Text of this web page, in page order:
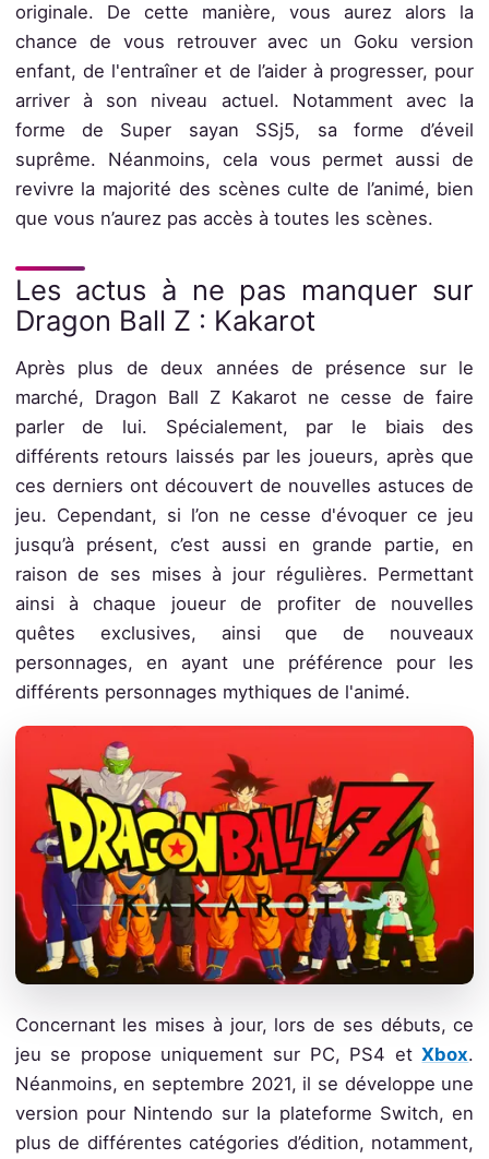
originale. De cette manière, vous aurez alors la
chance de vous retrouver avec un Goku version
enfant, de l'entraîner et de l’aider à progresser, pour
arriver à son niveau actuel. Notamment avec la
forme de Super sayan SSj5, sa forme d’éveil
suprême. Néanmoins, cela vous permet aussi de
revivre la majorité des scènes culte de l’animé, bien
que vous n’aurez pas accès à toutes les scènes.
Les actus à ne pas manquer sur
Dragon Ball Z : Kakarot
Après plus de deux années de présence sur le
marché, Dragon Ball Z Kakarot ne cesse de faire
parler de lui. Spécialement, par le biais des
différents retours laissés par les joueurs, après que
ces derniers ont découvert de nouvelles astuces de
jeu. Cependant, si l’on ne cesse d'évoquer ce jeu
jusqu’à présent, c’est aussi en grande partie, en
raison de ses mises à jour régulières. Permettant
ainsi à chaque joueur de profiter de nouvelles
quêtes exclusives, ainsi que de nouveaux
personnages, en ayant une préférence pour les
différents personnages mythiques de l'animé.
Concernant les mises à jour, lors de ses débuts, ce
jeu se propose uniquement sur PC, PS4 etXbox.
Néanmoins, en septembre 2021, il se développe une
version pour Nintendo sur la plateforme Switch, en
plus de différentes catégories d’édition, notamment,